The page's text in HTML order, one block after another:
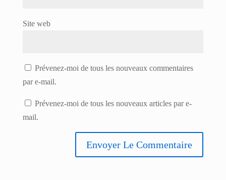
Site web
Prévenez-moi de tous les nouveaux commentaires
par e-mail.
Prévenez-moi de tous les nouveaux articles par e-
mail.